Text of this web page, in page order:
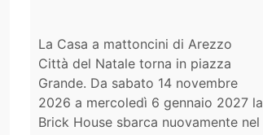
La Casa a mattoncini di Arezzo
Città del Natale torna in piazza
Grande. Da sabato 14 novembre
2026 a mercoledì 6 gennaio 2027 la
Brick House sbarca nuovamente nel